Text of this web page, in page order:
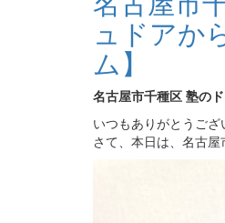
ュドアか
ム】
名古屋市千種区 塾の
いつもありがとうご
さて、本日は、名古